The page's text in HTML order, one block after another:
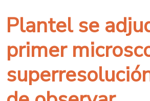
Plantel se
primer